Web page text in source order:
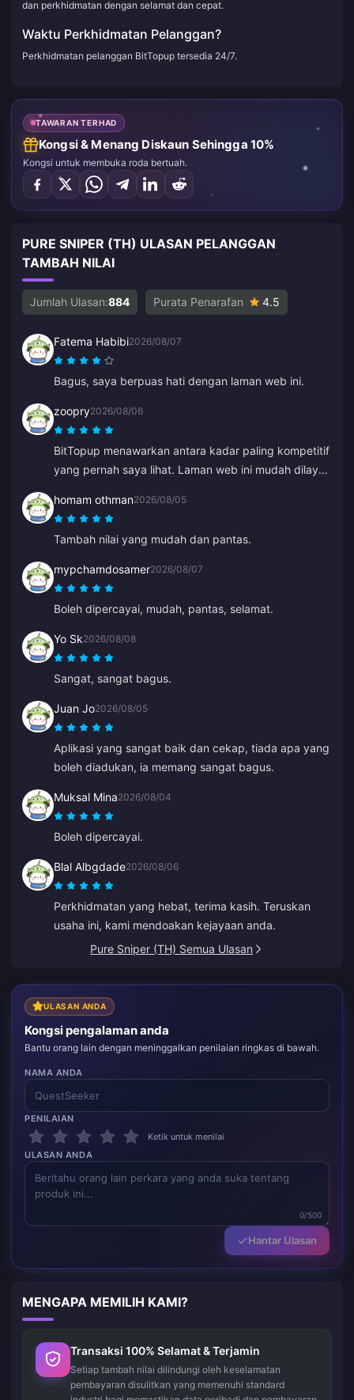
dan perkhidmatan dengan selamat dan cepat.
Waktu Perkhidmatan Pelanggan?
Perkhidmatan pelanggan BitTopup tersedia 24/7.
TAWARAN TERHAD
Kongsi & Menang Diskaun Sehingga 10%
Kongsi untuk membuka roda bertuah.
PURE SNIPER (TH) ULASAN PELANGGAN
TAMBAH NILAI
Jumlah Ulasan:884 Purata Penarafan 4.5
Fatema Habibi2026/08/07
Bagus, saya berpuas hati dengan laman web ini.
zoopry2026/08/06
BitTopup menawarkan antara kadar paling kompetitif
yang pernah saya lihat. Laman web ini mudah dilayari
berjalan lancar. Saya pasti akan kembali lagi!
homam othman2026/08/05
Tambah nilai yang mudah dan pantas.
mypchamdosamer2026/08/07
Boleh dipercayai, mudah, pantas, selamat.
Yo Sk2026/08/08
Sangat, sangat bagus.
Juan Jo2026/08/05
Aplikasi yang sangat baik dan cekap, tiada apa yang
boleh diadukan, ia memang sangat bagus.
Muksal Mina2026/08/04
Boleh dipercayai.
Blal Albgdade2026/08/06
Perkhidmatan yang hebat, terima kasih. Teruskan
usaha ini, kami mendoakan kejayaan anda.
Pure Sniper (TH) Semua Ulasan
ULASAN ANDA
Kongsi pengalaman anda
Bantu orang lain dengan meninggalkan penilaian ringkas di bawah.
NAMA ANDA
PENILAIAN
Ketik untuk menilai
ULASAN ANDA
0/500
Hantar Ulasan
MENGAPA MEMILIH KAMI?
Transaksi 100% Selamat & Terjamin
Setiap tambah nilai dilindungi oleh keselamatan
pembayaran disulitkan yang memenuhi standard